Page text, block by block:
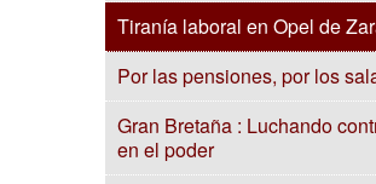
Tiranía laboral en Opel de
Por las pensiones, por los
Gran Bretaña : Luchando
en el poder